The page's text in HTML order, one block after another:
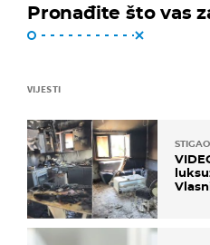
Pronađite što vas
VIJESTI